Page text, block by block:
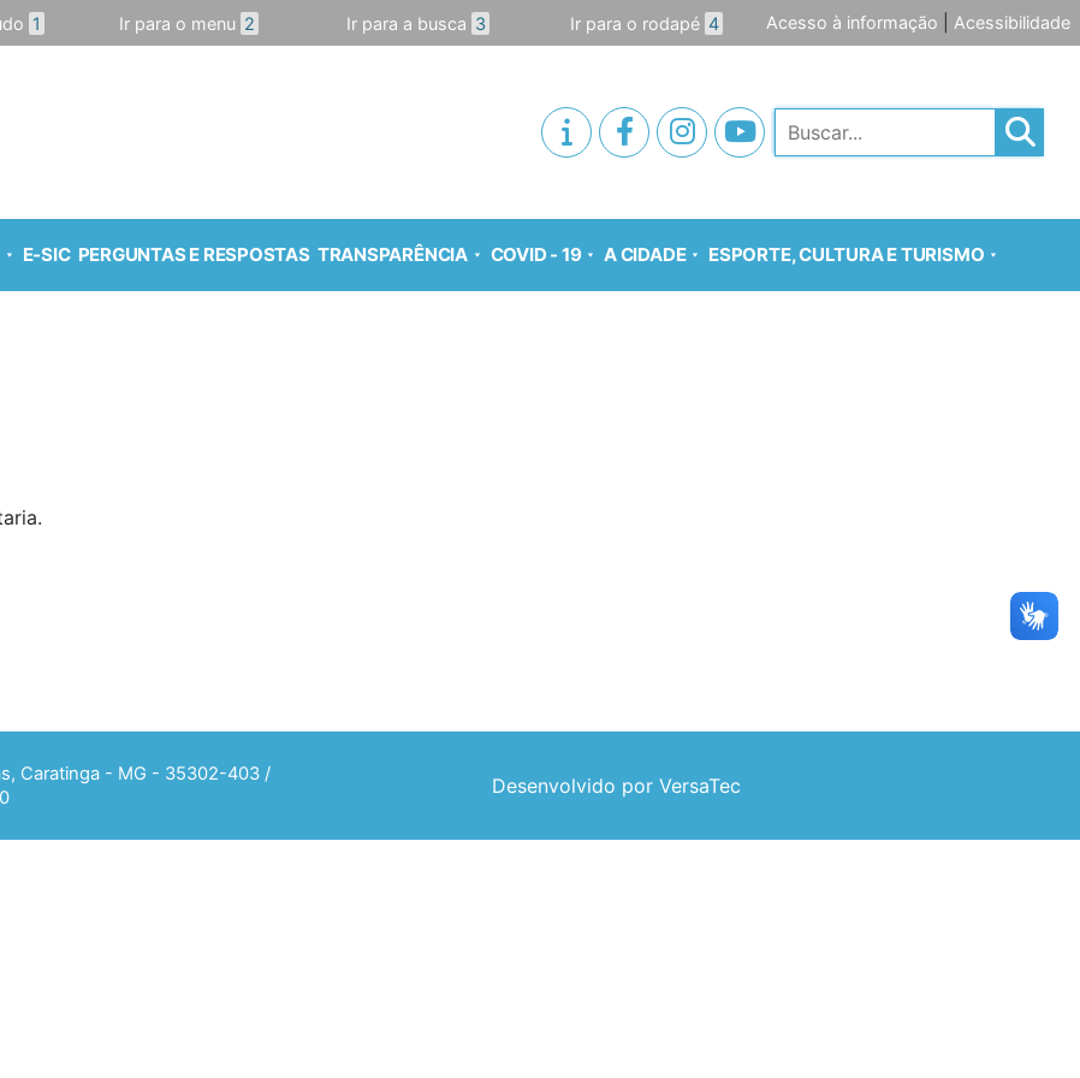
1 Ir para o menu 2 Ir para a busca 3 Ir para o rodapé 4 Acesso à informação Acessibilidade
Pesquisar
E-SIC PERGUNTAS E RESPOSTAS TRANSPARÊNCIA COVID - 19 A CIDADE ESPORTE, CULTURA E TURISMO
Caratinga - MG - 35302-403 /
Desenvolvido por VersaTec